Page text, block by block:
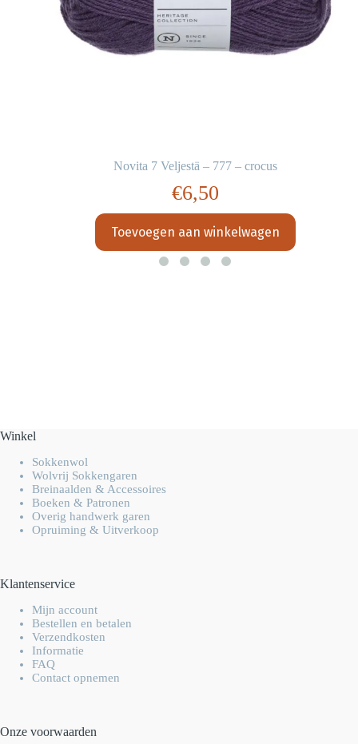
Novita 7 Veljestä – 777 – crocus
€6,50
Toevoegen aan winkelwagen
Winkel
Sokkenwol
Wolvrij Sokkengaren
Breinaalden & Accessoires
Boeken & Patronen
Overig handwerk garen
Opruiming & Uitverkoop
Klantenservice
Mijn account
Bestellen en betalen
Verzendkosten
Informatie
FAQ
Contact opnemen
Onze voorwaarden